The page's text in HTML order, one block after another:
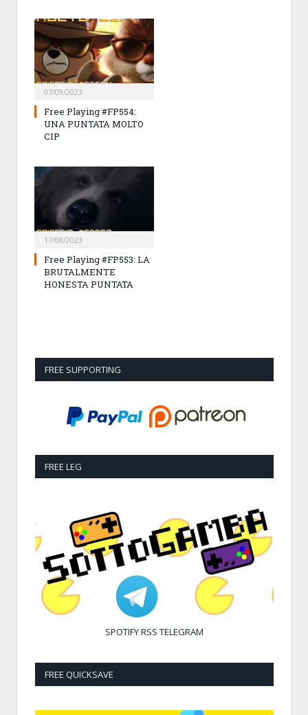
07/09/2023
Free Playing #FP554:
UNA PUNTATA MOLTO
CIP
17/08/2023
Free Playing #FP553: LA
BRUTALMENTE
HONESTA PUNTATA
FREE SUPPORTING
FREE LEG
SPOTIFYRSS TELEGRAM
FREE QUICKSAVE